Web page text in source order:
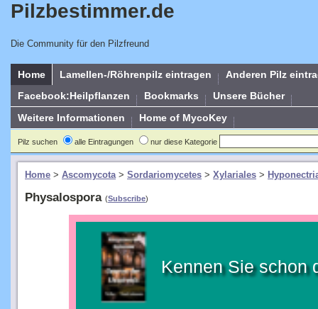
Pilzbestimmer.de
Die Community für den Pilzfreund
Home Lamellen-/Röhrenpilz eintragen
Anderen Pilz
Facebook:Heilpflanzen
Bookmarks
Unsere Bücher
Weitere Informationen
Home of MycoKey
Pilz suchen alle Eintragungen nur diese Kategorie
Home > Ascomycota> Sordariomycetes > Xylariales >
Physalospora (Subscribe)
Kennen Sie schon